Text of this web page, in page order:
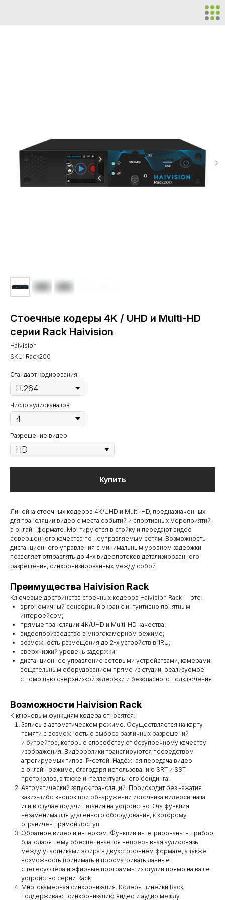
Стоечные кодеры 4K / UHD и Multi-HD
серии Rack Haivision
Haivision
SKU: Rack200
Стандарт кодирования
Число аудиоканалов
Разрешение видео
Купить
Линейка стоечных кодеров 4K/UHD и Multi-HD, предназначенных
для трансляции видео с места событий и спортивных мероприятий
в онлайн формате. Монтируются в стойку и передают видео
совершенного качества по неуправляемым сетям. Возможность
дистанционного управления с минимальным уровнем задержки
позволяет отправлять до 4-х видеопотоков детализированного
разрешения, синхронизированных между собой.
Преимущества Haivision Rack
Ключевые достоинства стоечных кодеров Haivision Rack — это:
эргономичный сенсорный экран с интуитивно понятным
интерфейсом;
прямые трансляции 4K/UHD и Multi-HD качества;
видеопроизводство в многокамерном режиме;
возможность размещения до 2-х устройств в 1RU;
сверхнизкий уровень задержки;
дистанционное управление сетевыми устройствами, камерами,
вещательным оборудованием прямо из студии, реализуемое
с помощью сверхнизкой задержки и безопасного подключения.
Возможности Haivision Rack
К ключевым функциям кодера относятся:
Запись в автоматическом режиме. Осуществляется на карту
памяти с возможностью выбора различных разрешений
и битрейтов, которые способствуют безупречному качеству
изображения. Видеоролики транслируются посредством
агрегируемых типов IP-сетей. Надёжная передача видео
в онлайн режиме, благодаря использованию SRT и SST
протоколов, а также интеллектуального бондинга.
Автоматический запуск трансляций. Происходит без нажатия
каких-либо кнопок при обнаружении источника видеосигнала
или в случае подачи питания на устройство. Эта функция
незаменима для удалённого оборудования, к которому
ограничен прямой доступ.
Обратное видео и интерком. Функции интегрированы в прибор,
благодаря чему обеспечивается непрерывная аудиосвязь
между участниками эфира в двухстороннем формате, а также
возможность принимать и просматривать данные
с телесуфлёра и эфирные программы из студии прямо на ваше
устройство серии Rack.
Многокамерная синхронизация. Кодеры линейки Rack
поддерживают синхронизацию видео и аудио между